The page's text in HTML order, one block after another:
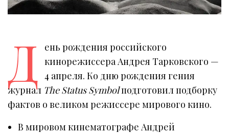
Д
ень рождения российского
кинорежиссера Андрея Тарковского —
4 апреля. Ко дню рождения гения
журнал The Status Symbolподготовил подборку
фактов о великом режиссере мирового кино.
В мировом кинематографе Андрей